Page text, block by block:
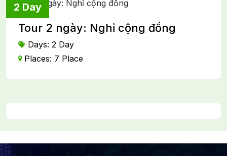
2 Day
Tour 2 ngày: Nghỉ cộng đồng
Days: 2 Day
Places: 7 Place